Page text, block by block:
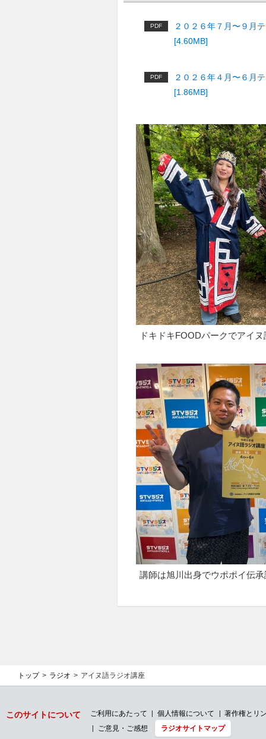
PDF
２０２６年７月〜９月
[4.60MB]
PDF
２０２６年４月〜６月
[1.86MB]
ドキドキFOODパークでアイ
講師は旭川出身でウポポイ伝
トップ ラジオ アイヌ語ラジオ講座
このサイトについて ご利用にあたって 個人情報について
著作権とリ
ご意見・ご感想
ラジオサイトマップ